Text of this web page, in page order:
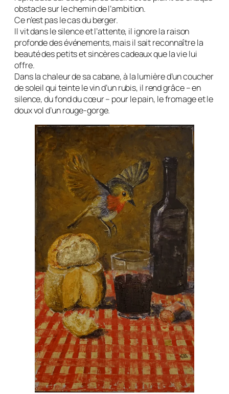
obstacle sur le chemin de l’ambition.
Ce n’est pas le cas du berger.
Il vit dans le silence et l’attente, il ignore la raison
profonde des événements, mais il sait reconnaître la
beauté des petits et sincères cadeaux que la vie lui
offre.
Dans la chaleur de sa cabane, à la lumière d’un coucher
de soleil qui teinte le vin d’un rubis, il rend grâce – en
silence, du fond du cœur – pour le pain, le fromage et le
doux vol d’un rouge-gorge.